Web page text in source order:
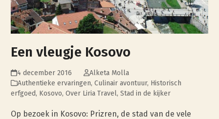
Een vleugje Kosovo
4 december 2016
Alketa Molla
Authentieke ervaringen,Culinair avontuur, Historisch
erfgoed, Kosovo,Over Liria Travel,Stad in de kijker
Op bezoek in Kosovo: Prizren, de stad van de vele